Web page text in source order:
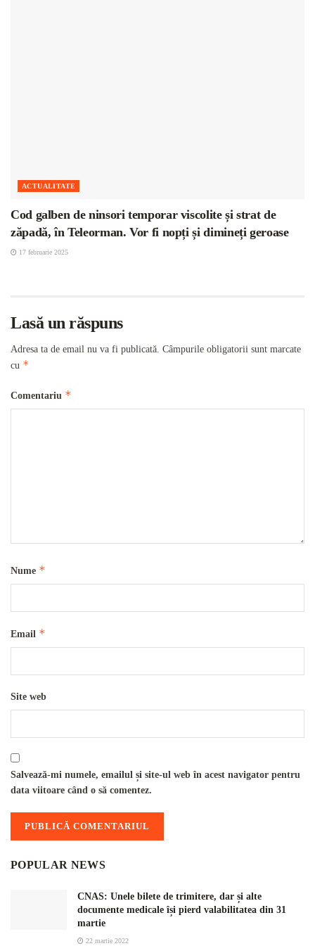
ACTUALITATE
Cod galben de ninsori temporar viscolite și strat de
zăpadă, în Teleorman. Vor fi nopți și dimineți geroase
17 februarie 2025
Lasă un răspuns
Adresa ta de email nu va fi publicată. Câmpurile obligatorii sunt marcate
cu *
Comentariu *
Nume *
Email *
Site web
Salvează-mi numele, emailul și site-ul web în acest navigator pentru
data viitoare când o să comentez.
POPULAR NEWS
CNAS: Unele bilete de trimitere, dar și alte
documente medicale își pierd valabilitatea din 31
martie
22 martie 2022